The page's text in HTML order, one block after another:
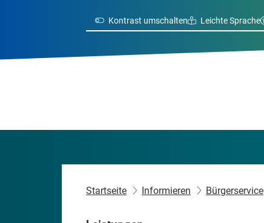
Kontrast umschalten Leichte Sprache
Startseite Informieren Bürgerservice